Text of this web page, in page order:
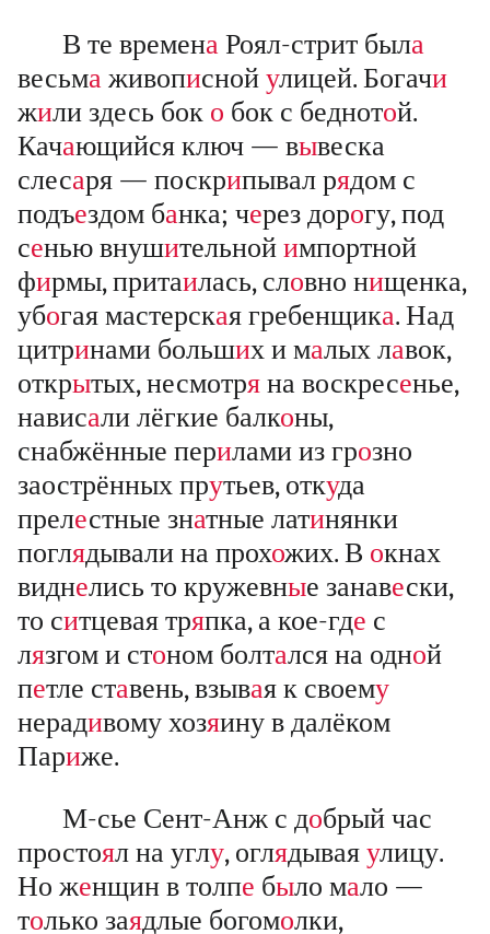
В те временаРоял-стрит была
весьма живописной улицей. Богачи
жили здесь бок о бок с беднотой.
Качающийся ключ — вывеска
слесаря — поскрипывал рядом с
подъездом банка; через дорогу, под
сенью внушительной импортной
фирмы, притаилась, словно нищенка,
убогая мастерская гребенщика. Над
цитринами больших и малых лавок,
открытых, несмотря на воскресенье,
нависали лёгкие балконы,
снабжённые перилами из грозно
заострённых прутьев, откуда
прелестные знатные латинянки
поглядывали на прохожих. В окнах
виднелись то кружевные занавески,
то ситцевая тряпка, а кое-где с
лязгом и стоном болтался на одной
петле ставень, взывая к своему
нерадивому хозяину в далёком
Париже.
М-сье Сент-Анж с добрый час
простоял на углу, оглядывая улицу.
Но женщин в толпе было мало —
только заядлые богомолки,